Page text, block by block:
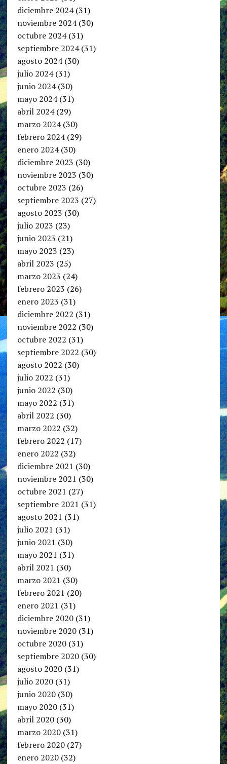
diciembre 2024(31)
noviembre 2024(30)
octubre 2024(31)
septiembre 2024(31)
agosto 2024(30)
julio 2024(31)
junio 2024(30)
mayo 2024(31)
abril 2024(29)
marzo 2024(30)
febrero 2024(29)
enero 2024(30)
diciembre 2023 (30)
noviembre 2023 (30)
octubre 2023 (26)
septiembre 2023 (27)
agosto 2023 (30)
julio 2023 (23)
junio 2023 (21)
mayo 2023 (23)
abril 2023 (25)
marzo 2023 (24)
febrero 2023 (26)
enero 2023 (31)
diciembre 2022 (31)
noviembre 2022 (30)
octubre 2022 (31)
septiembre 2022 (30)
agosto 2022 (30)
julio 2022 (31)
junio 2022 (30)
mayo 2022 (31)
abril 2022 (30)
marzo 2022 (32)
febrero 2022 (17)
enero 2022 (32)
diciembre 2021 (30)
noviembre 2021 (30)
octubre 2021 (27)
septiembre 2021 (31)
agosto 2021 (31)
julio 2021 (31)
junio 2021 (30)
mayo 2021 (31)
abril 2021 (30)
marzo 2021 (30)
febrero 2021 (20)
enero 2021 (31)
diciembre 2020(31)
noviembre 2020(31)
octubre 2020(31)
septiembre 2020(30)
agosto 2020(31)
julio 2020(31)
junio 2020(30)
mayo 2020(31)
abril 2020(30)
marzo 2020(31)
febrero 2020(27)
enero 2020(32)